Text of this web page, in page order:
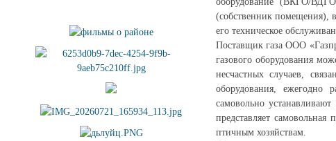
(собственник помещения), в
его техническое
Поставщик газа ООО
газового оборудования
несчастных случаев,
оборудования, ежегодно
самовольно
представляет
птичным хозяйствам.